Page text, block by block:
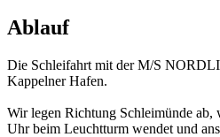
Ablauf
Die Schleifahrt mit der M/S
Kappelner Hafen.
Wir legen Richtung Schleimünde ab,
Uhr beim Leuchtturm wendet und